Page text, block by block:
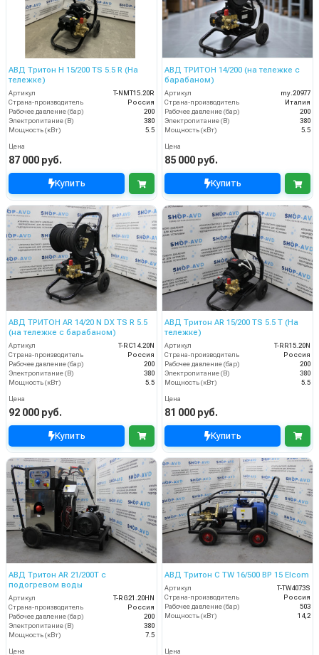
АВД Тритон H 15/200 TS 5.5 R (На
тележке)
Артикул
T-NMT15.20R
Страна-производитель
Россия
Рабочее давление (бар)
200
Электропитание (В)
380
Мощность (кВт)
5.5
Цена
87 000 руб.
Купить
АВД ТРИТОН 14/200 (на тележке с
барабаном)
Артикул
my.20977
Страна-производитель
Италия
Рабочее давление (бар)
200
Электропитание (В)
380
Мощность (кВт)
5.5
Цена
85 000 руб.
Купить
АВД ТРИТОН AR 14/20 N DX TS R 5.5
(на тележке с барабаном)
Артикул
T-RC14.20N
Страна-производитель
Россия
Рабочее давление (бар)
200
Электропитание (В)
380
Мощность (кВт)
5.5
Цена
92 000 руб.
Купить
АВД Тритон AR 15/200 TS 5.5 T (На
тележке)
Артикул
T-RR15.20N
Страна-производитель
Россия
Рабочее давление (бар)
200
Электропитание (В)
380
Мощность (кВт)
5.5
Цена
81 000 руб.
Купить
АВД Тритон AR 21/200Т с
подогревом воды
Артикул
T-RG21.20HN
Страна-производитель
Россия
Рабочее давление (бар)
200
Электропитание (В)
380
Мощность (кВт)
7.5
Цена
АВД Тритон C TW 16/500 BP 15 Elcom
Артикул
T-TW4073S
Страна-производитель
Россия
Рабочее давление (бар)
503
Мощность (кВт)
14,2
Цена